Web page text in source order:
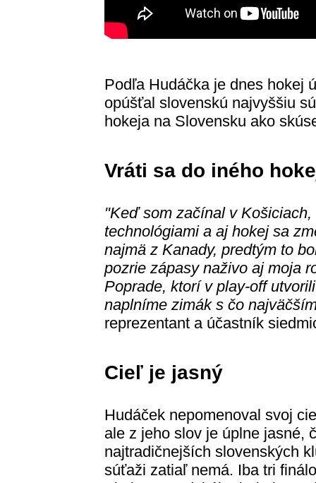
Podľa Hudáčka je dnes hokej
opúšťal slovenskú najvyššiu
hokeja na Slovensku ako
Vráti sa do iného
"Keď som začínal v
technológiami a aj hokej sa
najmä z Kanady, predtým to
pozrie zápasy naživo aj moja
Poprade, ktorí v play-off
naplníme zimák s čo
reprezentant a účastník
Cieľ je jasný
Hudáček nepomenoval svoj
ale z jeho slov je úplne jasné,
najtradičnejších slovenských
súťaži zatiaľ nemá. Iba tri